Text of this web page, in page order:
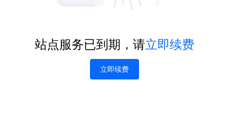
站点服务已到期，请立即续费
立即续费